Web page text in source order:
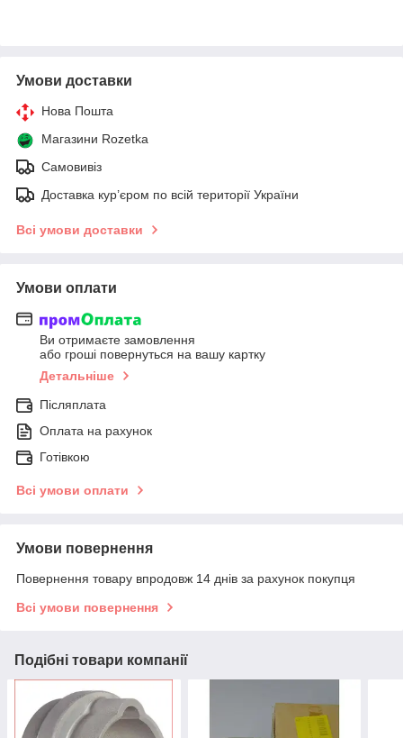
Умови доставки
Нова Пошта
Магазини Rozetka
Самовивіз
Доставка кур’єром по всій території України
Всі умови доставки
Умови оплати
Ви отримаєте замовлення
або гроші повернуться на вашу картку
Детальніше
Післяплата
Оплата на рахунок
Готівкою
Всі умови оплати
Умови повернення
Повернення товару впродовж 14 днів за рахунок покупця
Всі умови повернення
Подібні товари компанії